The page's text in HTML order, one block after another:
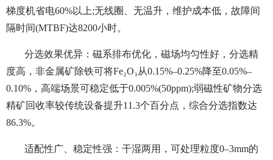
梯度机省电60%以上;无线圈、无温升，维护成本低，故障间
隔时间(MTBF)达8200小时。
分选效果优异：磁系排布优化，磁场均匀性好，分选精
度高，非金属矿除铁可将Fe₂O₃从0.15%–0.25%降至0.05%–
0.10%，高端场景可稳定低于0.005%(50ppm);弱磁性矿物分选
精矿回收率较传统设备提升11.3个百分点，综合分选指数达
86.3%。
适配性广、稳定性强：干湿两用，可处理粒度0–3mm的